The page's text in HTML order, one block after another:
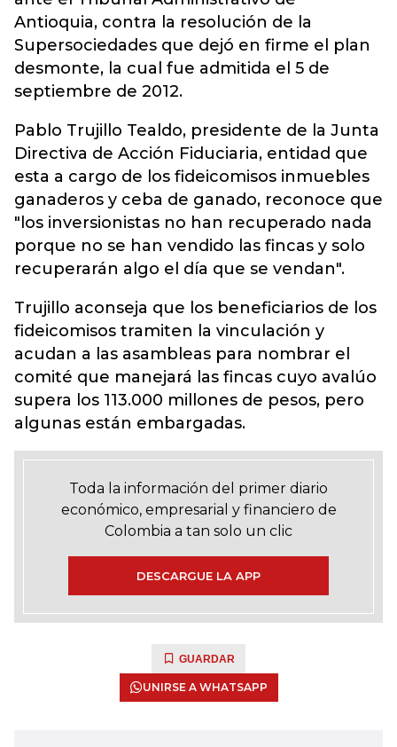
Antioquia, contra la resolución de la
Supersociedades que dejó en firme el plan
desmonte, la cual fue admitida el 5 de
septiembre de 2012.
Pablo Trujillo Tealdo, presidente de la Junta
Directiva de Acción Fiduciaria, entidad que
esta a cargo de los fideicomisos inmuebles
ganaderos y ceba de ganado, reconoce que
"los inversionistas no han recuperado nada
porque no se han vendido las fincas y solo
recuperarán algo el día que se vendan".
Trujillo aconseja que los beneficiarios de los
fideicomisos tramiten la vinculación y
acudan a las asambleas para nombrar el
comité que manejará las fincas cuyo avalúo
supera los 113.000 millones de pesos, pero
algunas están embargadas.
Toda la información del primer diario
económico, empresarial y financiero de
Colombia a tan solo un clic
DESCARGUE LA APP
GUARDAR
UNIRSE A WHATSAPP